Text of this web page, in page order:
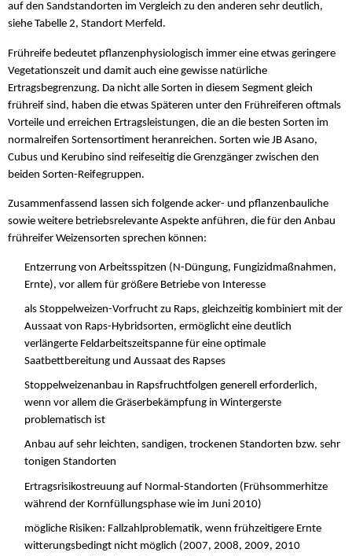
auf den Sandstandorten im Vergleich zu den anderen sehr deutlich,
siehe Tabelle 2, Standort Merfeld.
Frühreife bedeutet pflanzenphysiologisch immer eine etwas geringere
Vegetationszeit und damit auch eine gewisse natürliche
Ertragsbegrenzung. Da nicht alle Sorten in diesem Segment gleich
frühreif sind, haben die etwas Späteren unter den Frühreiferen oftmals
Vorteile und erreichen Ertragsleistungen, die an die besten Sorten im
normalreifen Sortensortiment heranreichen. Sorten wie JB Asano,
Cubus und Kerubino sind reifeseitig die Grenzgänger zwischen den
beiden Sorten-Reifegruppen.
Zusammenfassend lassen sich folgende acker- und pflanzenbauliche
sowie weitere betriebsrelevante Aspekte anführen, die für den Anbau
frühreifer Weizensorten sprechen können:
Entzerrung von Arbeitsspitzen (N-Düngung, Fungizidmaßnahmen,
Ernte), vor allem für größere Betriebe von Interesse
als Stoppelweizen-Vorfrucht zu Raps, gleichzeitig kombiniert mit der
Aussaat von Raps-Hybridsorten, ermöglicht eine deutlich
verlängerte Feldarbeitszeitspanne für eine optimale
Saatbettbereitung und Aussaat des Rapses
Stoppelweizenanbau in Rapsfruchtfolgen generell erforderlich,
wenn vor allem die Gräserbekämpfung in Wintergerste
problematisch ist
Anbau auf sehr leichten, sandigen, trockenen Standorten bzw. sehr
tonigen Standorten
Ertragsrisikostreuung auf Normal-Standorten (Frühsommerhitze
während der Kornfüllungsphase wie im Juni 2010)
mögliche Risiken: Fallzahlproblematik, wenn frühzeitigere Ernte
witterungsbedingt nicht möglich (2007, 2008, 2009, 2010